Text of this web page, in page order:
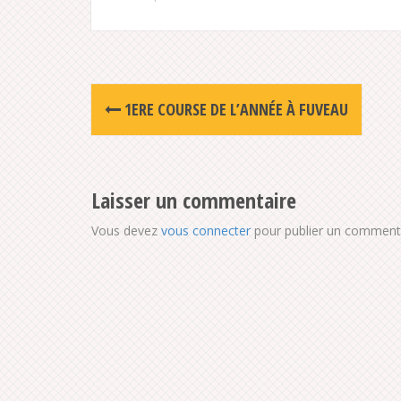
Post
navigation
1ERE COURSE DE L’ANNÉE À FUVEAU
Laisser un commentaire
Vous devez vous connecter pour publier un